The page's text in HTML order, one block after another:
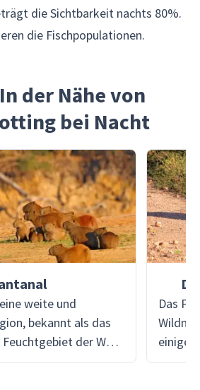
die Sichtbarkeit nachts 80%.
die Fischpopulationen.
der Nähe von
bei Nacht
weite und
bekannt als das
der Welt
Orte der
Das
einiger